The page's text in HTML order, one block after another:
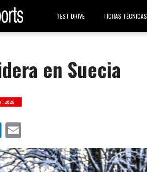
TEST DRIVE FICHAS TÉCNICAS
en Suecia
2026
LinkedIn